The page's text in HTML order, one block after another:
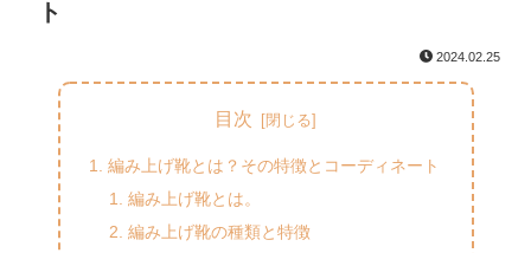
ト
2024.02.25
目次
編み上げ靴とは？その特徴とコーディネート
編み上げ靴とは。
編み上げ靴の種類と特徴